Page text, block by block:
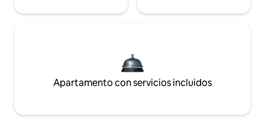
Apartamento con servicios incluidos